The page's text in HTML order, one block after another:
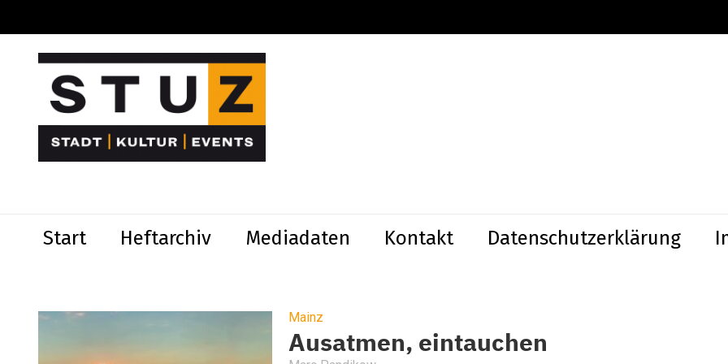
Start Heftarchiv Mediadaten Kontakt Datenschutzerklärung
Mainz
Ausatmen, eintauchen